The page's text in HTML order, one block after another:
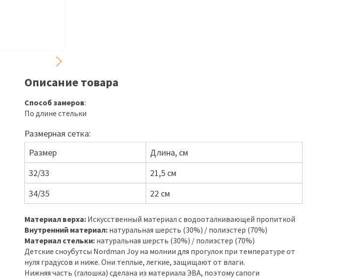
Описание товара
Способ замеров:
По длине стельки
Размерная сетка:
Размер
Длина, см
32/33
21,5 см
34/35
22 см
Материал верха: Искусственный материал с водооталкивающей пропиткой
Внутренний материал: натуральная шерсть (30%) / полиэстер (70%)
Материал стельки: натуральная шерсть (30%) / полиэстер (70%)
Детские сноубутсы Nordman Joy на молнии для прогулок при температуре от
нуля градусов и ниже. Они теплые, легкие, защищают от влаги.
Нижняя часть (галошка) сделана из материала ЭВА, поэтому сапоги